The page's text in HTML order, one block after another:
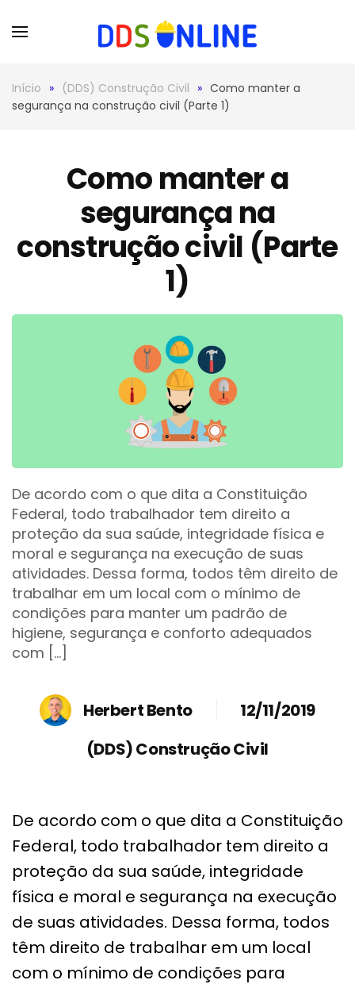
Skip to main content
Início (DDS) Construção Civil
Como manter a
segurança na construção civil (Parte 1)
Como manter a
segurança na
construção civil (Parte
1)
De acordo com o que dita a Constituição
Federal, todo trabalhador tem direito a
proteção da sua saúde, integridade física e
moral e segurança na execução de suas
atividades. Dessa forma, todos têm direito de
trabalhar em um local com o mínimo de
condições para manter um padrão de
higiene, segurança e conforto adequados
com […]
Herbert Bento
12/11/2019
(DDS) Construção Civil
De acordo com o que dita a Constituição
Federal, todo trabalhador tem direito a
proteção da sua saúde, integridade
física e moral e segurança na execução
de suas atividades. Dessa forma, todos
têm direito de trabalhar em um local
com o mínimo de condições para